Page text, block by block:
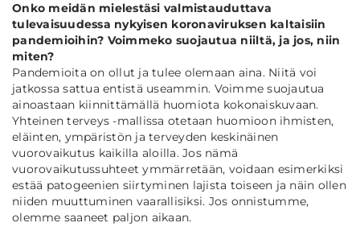
Onko meidän mielestäsi valmistauduttava
tulevaisuudessa nykyisen koronaviruksen kaltaisiin
pandemioihin? Voimmeko suojautua niiltä, ja jos, niin
miten?
Pandemioita on ollut ja tulee olemaan aina. Niitä voi
jatkossa sattua entistä useammin. Voimme suojautua
ainoastaan kiinnittämällä huomiota kokonaiskuvaan.
Yhteinen terveys -mallissa otetaan huomioon ihmisten,
eläinten, ympäristön ja terveyden keskinäinen
vuorovaikutus kaikilla aloilla. Jos nämä
vuorovaikutussuhteet ymmärretään, voidaan esimerkiksi
estää patogeenien siirtyminen lajista toiseen ja näin ollen
niiden muuttuminen vaarallisiksi. Jos onnistumme,
olemme saaneet paljon aikaan.